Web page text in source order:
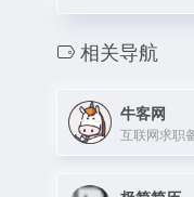
相关导航
牛客网